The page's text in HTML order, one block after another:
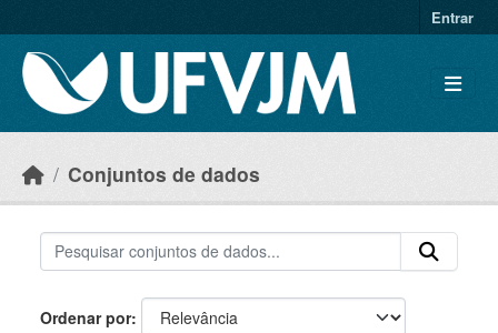
Entrar
Conjuntos de dados
Ordenar por